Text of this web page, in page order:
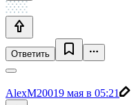
Ответить
AlexM20019 мая в 05:21